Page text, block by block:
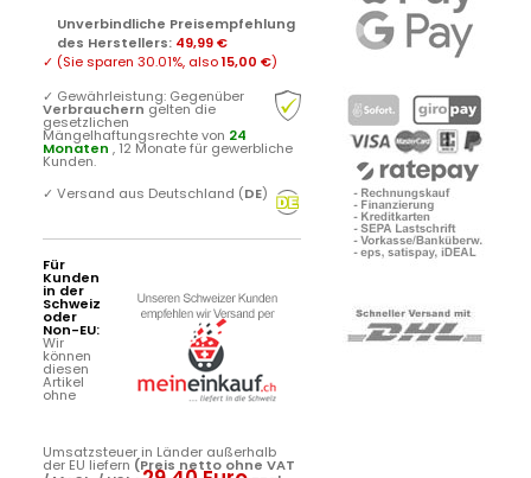
Unverbindliche Preisempfehlung
des Herstellers: 49,99 €
✓ (Sie sparen 30.01%, also15,00 €)
✓ Gewährleistung: Gegenüber
Verbrauchern gelten die
gesetzlichen
Mängelhaftungsrechte von 24
Monaten , 12 Monate für gewerbliche
Kunden.
✓ Versand aus Deutschland (DE)
Für
Kunden
in der
Schweiz
oder
Non-EU:
Wir
können
diesen
Artikel
ohne
Umsatzsteuer in Länder außerhalb
der EU liefern (Preis netto ohne VAT